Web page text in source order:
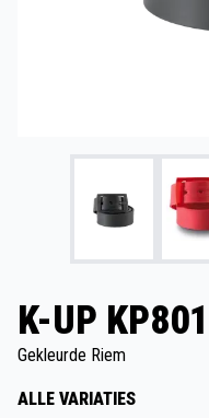
K-UP
Gekleurde Riem
ALLE VARIATIES